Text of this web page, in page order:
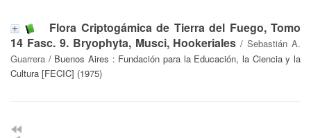
Flora Criptogámica de Tierra del Fuego, Tomo
14 Fasc. 9. Bryophyta, Musci, Hookeriales /Sebastián A.
Guarrera / Buenos Aires : Fundación para la Educación, la Ciencia y la
Cultura [FECIC] (1975)